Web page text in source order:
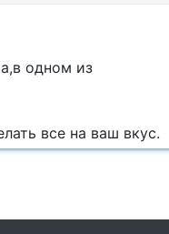
одном из
все на ваш вкус.